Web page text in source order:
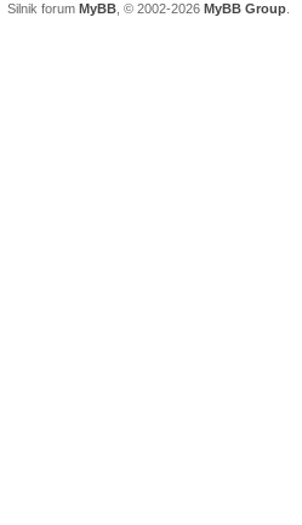
Silnik forum MyBB , © 2002-2026 MyBB Group